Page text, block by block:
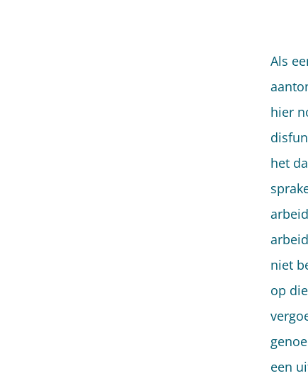
Als
hier
het
niet
op
een